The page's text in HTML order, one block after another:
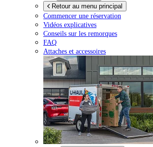
Retour au menu principal
Commencer une réservation
Vidéos explicatives
Conseils sur les remorques
FAQ
Attaches et accessoires